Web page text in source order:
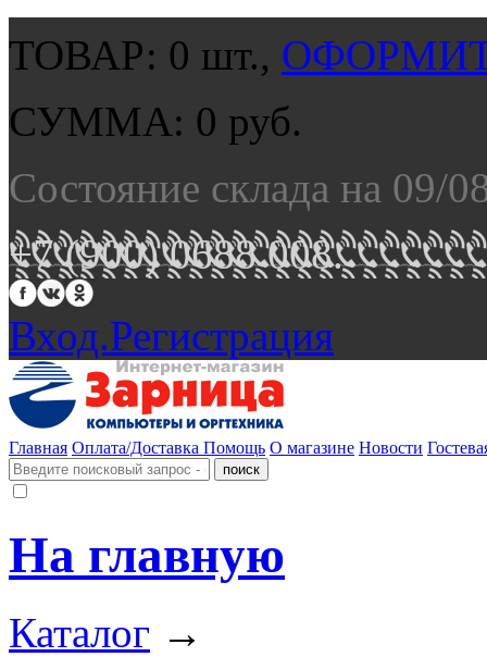
ТОВАР: 0 шт.,
СУММА: 0 руб.
Состояние склада на 09/
+7 (900) 0688 008.
Вход.Регистрация
Главная Оплата/Доставка Помощь О магазине Новости
На главную
Каталог →